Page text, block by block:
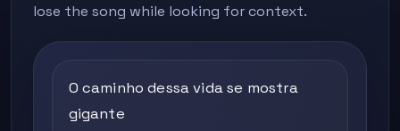
lose the song while looking for context.
O caminho dessa vida se mostra
gigante